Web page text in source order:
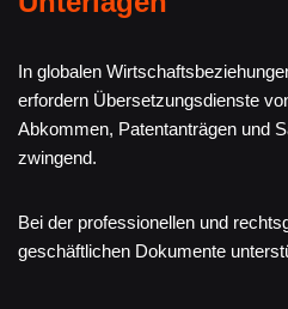
In globalen
erfordern Übersetzungsdienste
Abkommen, Patentanträgen und
zwingend.
Bei der professionellen und
geschäftlichen Dokumente